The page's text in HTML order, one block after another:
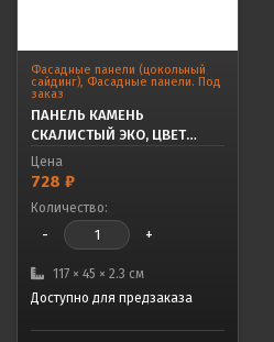
Фасадные панели (цокольный
сайдинг), Фасадные панели. Под
заказ
ПАНЕЛЬ КАМЕНЬ
СКАЛИСТЫЙ ЭКО, ЦВЕТ
ПЕСЧАНЫЙ
Цена
728 ₽
Количество:
- +
117 × 45 × 2.3 см
Доступно для предзаказа